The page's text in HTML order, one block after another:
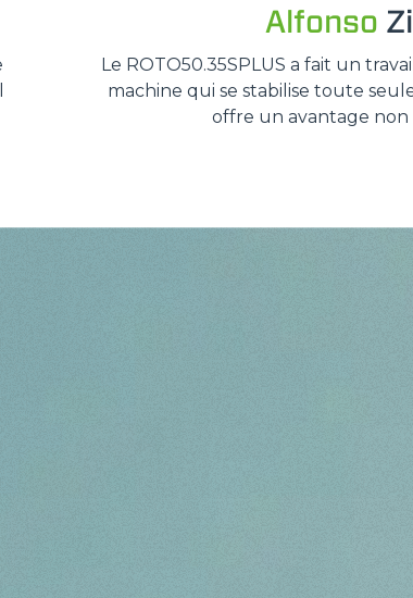
Alfonso
Le ROTO50.35SPLUS a fait un
machine qui se stabilise toute
offre un avantage non